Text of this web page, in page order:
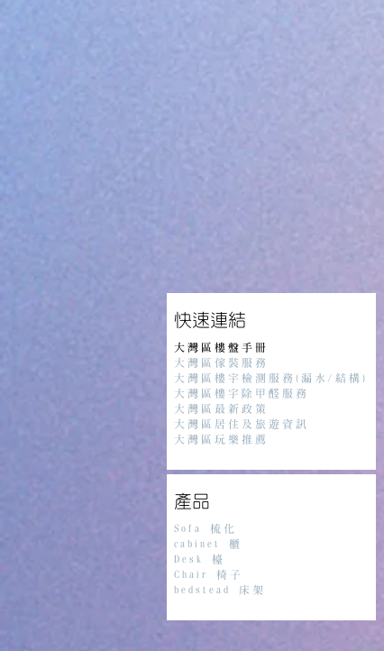
​快速連結
大灣區樓盤手冊
大灣區傢裝服務
大灣區樓宇檢測服務(漏水/結構)
大灣區樓宇除甲醛服務
大灣區最新政策
大灣區居住及旅遊資訊
大灣區玩樂推薦
產品
Sofa 梳化
cabinet 櫃
Desk 檯
Chair 椅子
bedstead 床架